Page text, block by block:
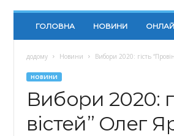
ГОЛОВНА НОВИНИ
додому Новини Вибори 2020: гість
НОВИНИ
Вибори 2020:
вістей” Олег